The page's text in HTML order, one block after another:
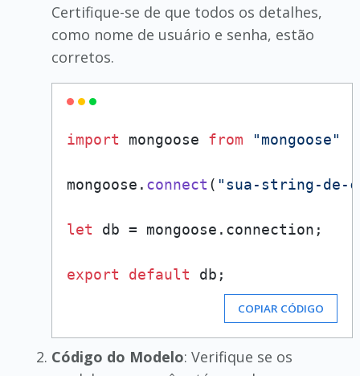
Certifique-se de que todos os detalhes,
como nome de usuário e senha, estão
corretos.
import mongoose from "mongoose"
mongoose. connect ( "sua-string-de-
let db = mongoose. connection ;
export default
COPIAR CÓDIGO
Código do Modelo: Verifique se os